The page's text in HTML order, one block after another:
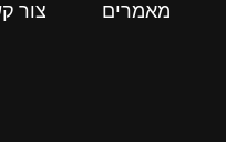
מאמרים צור